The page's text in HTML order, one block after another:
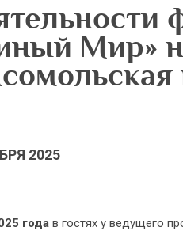
Мир»
2025
года в гостях у ведущего